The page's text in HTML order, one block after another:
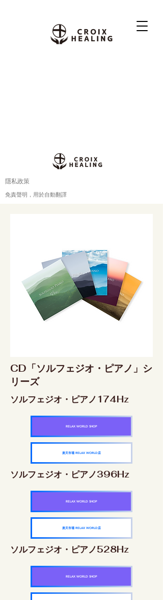
隱私政策
免責聲明，用於自動翻譯
CD「ソルフェジオ・ピアノ」シ
リーズ
ソルフェジオ・ピアノ174Hz
RELAX WORLD SHOP
楽天市場 RELAX WORLD店
ソルフェジオ・ピアノ396Hz
RELAX WORLD SHOP
楽天市場 RELAX WORLD店
ソルフェジオ・ピアノ528Hz
RELAX WORLD SHOP